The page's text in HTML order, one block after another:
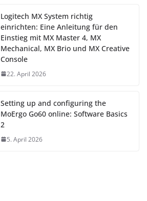
Logitech MX System richtig
einrichten: Eine Anleitung für den
Einstieg mit MX Master 4, MX
Mechanical, MX Brio und MX Creative
Console
22. April 2026
Setting up and configuring the
MoErgo Go60 online: Software Basics
2
5. April 2026